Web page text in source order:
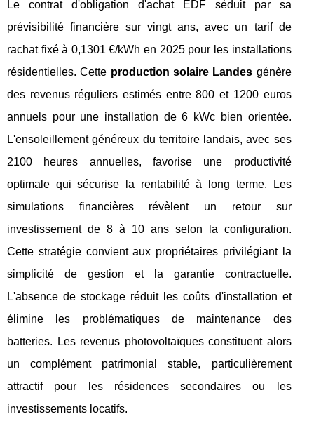
Le contrat d'obligation d'achat EDF séduit par sa
prévisibilité financière sur vingt ans, avec un tarif de
rachat fixé à 0,1301 €/kWh en 2025 pour les installations
résidentielles. Cette production solaire Landes génère
des revenus réguliers estimés entre 800 et 1200 euros
annuels pour une installation de 6 kWc bien orientée.
L'ensoleillement généreux du territoire landais, avec ses
2100 heures annuelles, favorise une productivité
optimale qui sécurise la rentabilité à long terme. Les
simulations financières révèlent un retour sur
investissement de 8 à 10 ans selon la configuration.
Cette stratégie convient aux propriétaires privilégiant la
simplicité de gestion et la garantie contractuelle.
L'absence de stockage réduit les coûts d'installation et
élimine les problématiques de maintenance des
batteries. Les revenus photovoltaïques constituent alors
un complément patrimonial stable, particulièrement
attractif pour les résidences secondaires ou les
investissements locatifs.